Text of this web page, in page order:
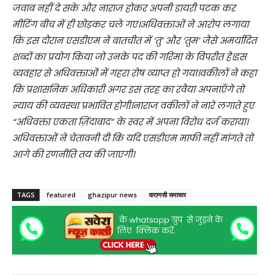
जवाब नहीं दे सके और नाराज होकर अपनी डायरी पटक कर
मीटिंग बीच में ही छोड़कर चले गए।अधिवक्ताओं ने आरोप लगाया
कि इस दौरान एसडीएम ने बातचीत में ‘तु’ और ‘तुम’ जैसे अमर्यादित
शब्दों का प्रयोग किया जो उनके पद की गरिमा के विपरीत है।इस
व्यवहार से अधिवक्ताओं में गहरा रोष व्याप्त हो गया।वकीलों ने कहा
कि प्रशासनिक अधिकारी अगर इस तरह का रवैया अपनाएँगे तो
न्याय की व्यवस्था प्रभावित होगी।नाराज वकीलों ने नारे लगाते हुए
“अधिवक्ता एकता ज़िंदाबाद” के स्वर में अपना विरोध दर्ज कराया।
अधिवक्ताओं ने चेतावनी दी कि यदि एसडीएम माफी नहीं मांगते तो
आगे की रणनीति तय की जाएगी।
TAGS featured ghazipur news वाराणसी समाचार